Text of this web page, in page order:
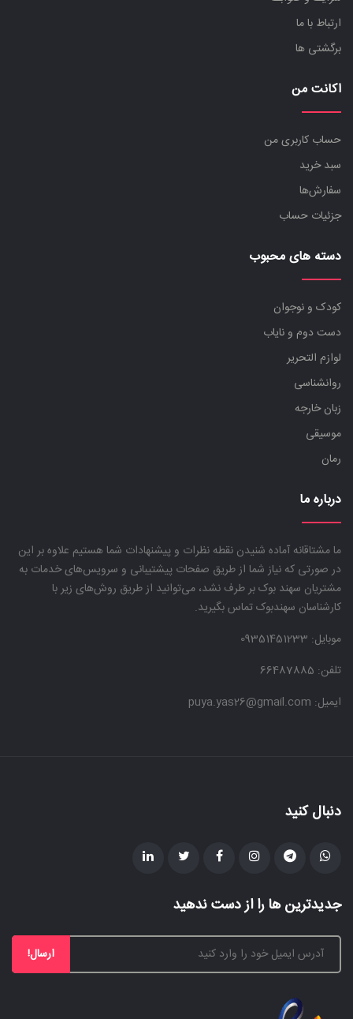
ارتباط با ما
برگشتی ها
اکانت من
حساب کاربری من
سبد خرید
سفارش‌ها
جزئیات حساب
دسته های محبوب
کودک و نوجوان
دست دوم و نایاب
لوازم التحریر
روانشناسی
زبان خارجه
موسیقی
رمان
درباره ما
ما مشتاقانه آماده شنیدن نقطه نظرات و پیشنهادات شما هستیم علاوه بر این
در صورتی که نیاز شما از طریق صفحات پیشتیبانی و سرویس‌های خدمات به
مشتریان سهند بوک بر طرف نشد، می‌توانید از طریق روش‌های زیر با
کارشناسان سهندبوک تماس بگیرید.
موبایل:
تلفن: 66487885
ایمیل: puya.yas26@gmail.com
دنبال کنید
جدیدترین ها را از دست ندهید
ارسال!